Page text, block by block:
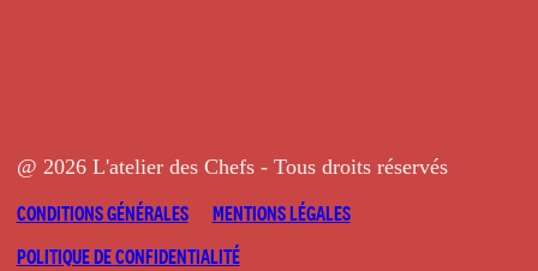
@ 2026 L'atelier des Chefs - Tous droits réservés
CONDITIONS GÉNÉRALES
MENTIONS LÉGALES
POLITIQUE DE CONFIDENTIALITÉ